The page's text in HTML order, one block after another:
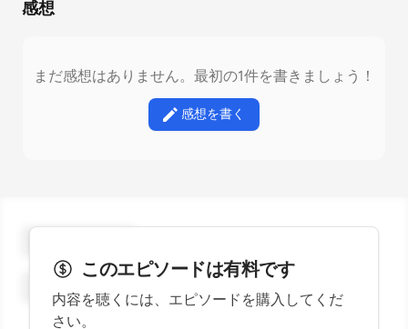
感想
まだ感想はありません。最初の1件を書きましょう！
感想を書く
このエピソードは有料です
内容を聴くには、エピソードを購入してくだ
さい。